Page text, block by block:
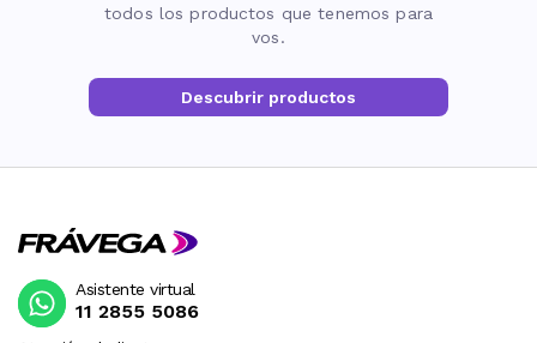
todos los productos que tenemos para
vos.
Descubrir productos
Asistente virtual
11 2855 5086